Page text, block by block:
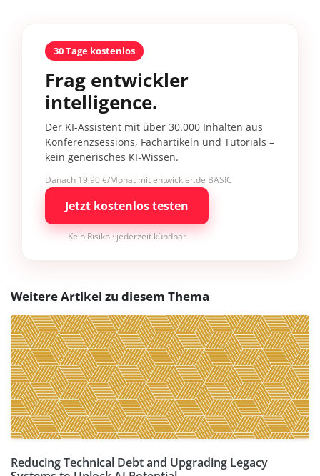
30 Tage kostenlos
Frag entwickler
intelligence.
Der KI-Assistent mit über 30.000 Inhalten aus
Konferenzsessions, Fachartikeln und Tutorials –
kein generisches KI-Wissen.
Danach 19,90 €/Monat mit entwickler.de BASIC
Jetzt kostenlos testen
Kein Risiko · jederzeit kündbar
Weitere Artikel zu diesem Thema
Reducing Technical Debt and Upgrading Legacy